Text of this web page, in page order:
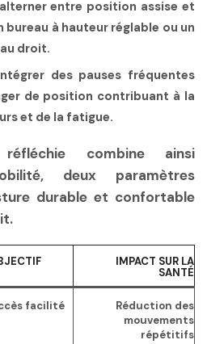
entre position assise et
à hauteur réglable ou un
droit.
des pauses fréquentes
de position contribuant à la
et de la fatigue.
combine ainsi
deux paramètres
durable et confortable
IMPACT SUR LA
SANTÉ
facilité
Réduction des
mouvements
répétitifs